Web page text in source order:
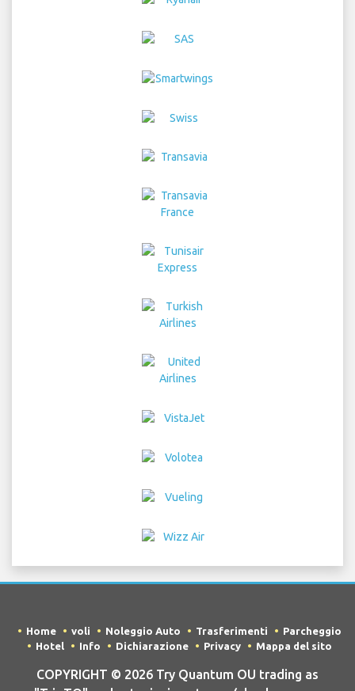
Home voli Noleggio Auto Trasferimenti
Parcheggio
Hotel
Info Dichiarazione Privacy Mappa del sito
COPYRIGHT © 2026 Try Quantum OU trading as